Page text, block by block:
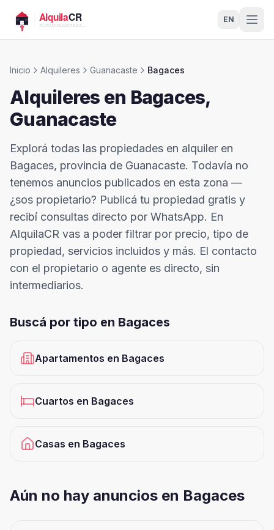
EN
Inicio Alquileres Guanacaste Bagaces
Alquileres en Bagaces,
Guanacaste
Explorá todas las propiedades en alquiler en
Bagaces, provincia de Guanacaste. Todavía no
tenemos anuncios publicados en esta zona —
¿sos propietario? Publicá tu propiedad gratis y
recibí consultas directo por WhatsApp. En
AlquilaCR vas a poder filtrar por precio, tipo de
propiedad, servicios incluidos y más. El contacto
con el propietario o agente es directo, sin
intermediarios.
Buscá por tipo en Bagaces
Apartamentos en Bagaces
Cuartos en Bagaces
Casas en Bagaces
Aún no hay anuncios en Bagaces